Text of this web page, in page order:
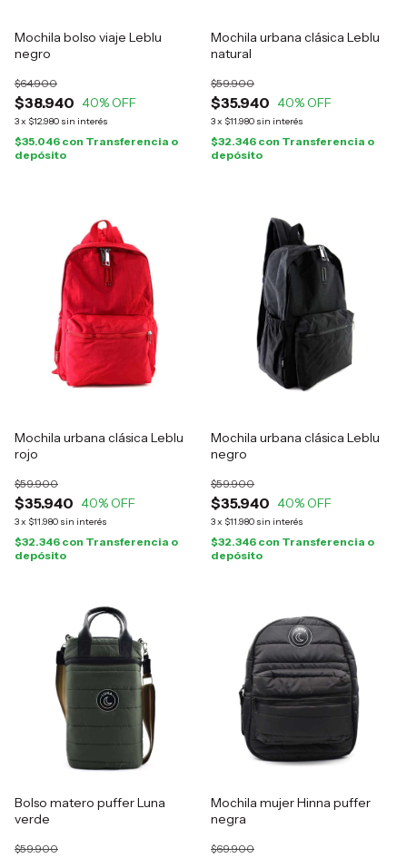
Mochila bolso viaje Leblu
negro
$38.940
$64.900
40% OFF
3x $12.980 sin interés
$35.046 con Transferencia o
depósito
Mochila urbana clásica Leblu
natural
$35.940
$59.900
40% OFF
3x $11.980 sin interés
$32.346 con Transferencia o
depósito
Mochila urbana clásica Leblu
rojo
$35.940
$59.900
40% OFF
3x $11.980 sin interés
$32.346 con Transferencia o
depósito
Mochila urbana clásica Leblu
negro
$35.940
$59.900
40% OFF
3x $11.980 sin interés
$32.346 con Transferencia o
depósito
Bolso matero puffer Luna
verde
$59.900
Mochila mujer Hinna puffer
negra
$69.900